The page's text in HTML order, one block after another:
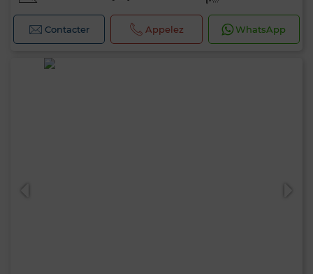
Contacter Appelez WhatsApp